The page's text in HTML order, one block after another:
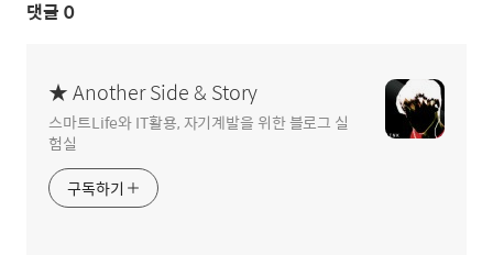
댓글 0
★ Another Side & Story
스마트Life와 IT활용, 자기계발을 위한 블로그 실
험실
구독하기